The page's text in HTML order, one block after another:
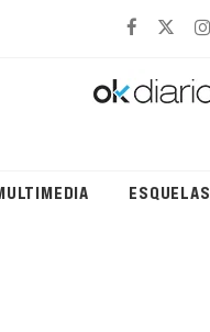
ESQUELAS